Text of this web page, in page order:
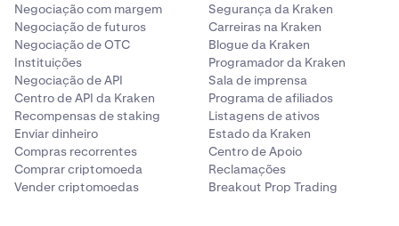
Negociação com margem
Negociação de futuros
Negociação de OTC
Instituições
Negociação de API
Centro de API da Kraken
Recompensas de staking
Enviar dinheiro
Compras recorrentes
Comprar criptomoeda
Vender criptomoedas
Segurança da Kraken
Carreiras na Kraken
Blogue da Kraken
Programador da Kraken
Sala de imprensa
Programa de afiliados
Listagens de ativos
Estado da Kraken
Centro de Apoio
Reclamações
Breakout Prop Trading